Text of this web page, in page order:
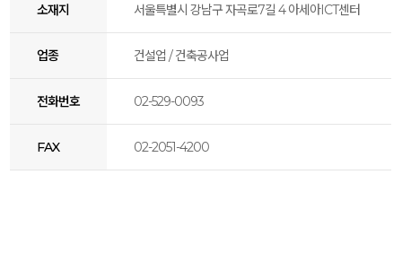
소재지 서울특별시 강남구 자곡로7길 4 아세아ICT센터
업종 건설업 / 건축공사업
전화번호 02-529-0093
FAX 02-2051-4200